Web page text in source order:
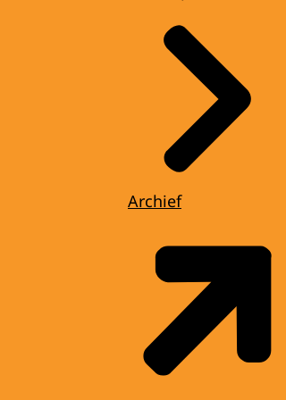
Archief